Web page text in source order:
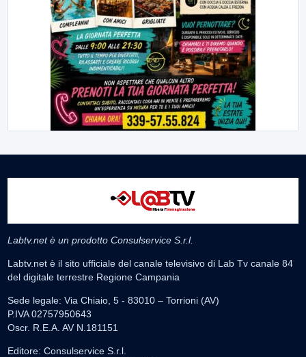
Labtv.net è un prodotto Consulservice S.r.l.
Labtv.net è il sito ufficiale del canale televisivo di Lab Tv canale 84
del digitale terrestre Regione Campania
Sede legale: Via Chiaio, 5 - 83010 – Torrioni (AV)
P.IVA 02757950643
Oscr. R.E.A. AV N.181151
Editore: Consulservice S.r.l.